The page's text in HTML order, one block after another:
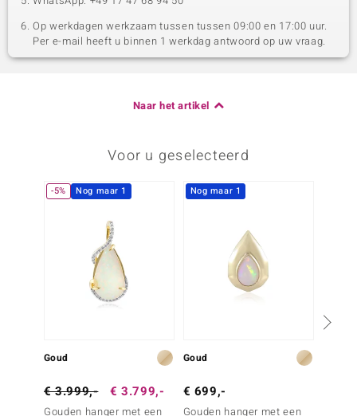
Op werkdagen werkzaam tussen tussen 09:00 en 17:00 uur.
Per e-mail heeft u binnen 1 werkdag antwoord op uw vraag.
Naar het artikel
Voor u geselecteerd
-5% Nog maar 1
Goud
€ 3.999,- € 3.799,-
Gouden hanger met een
Nog maar 1
Goud
€ 699,-
Gouden hanger met een